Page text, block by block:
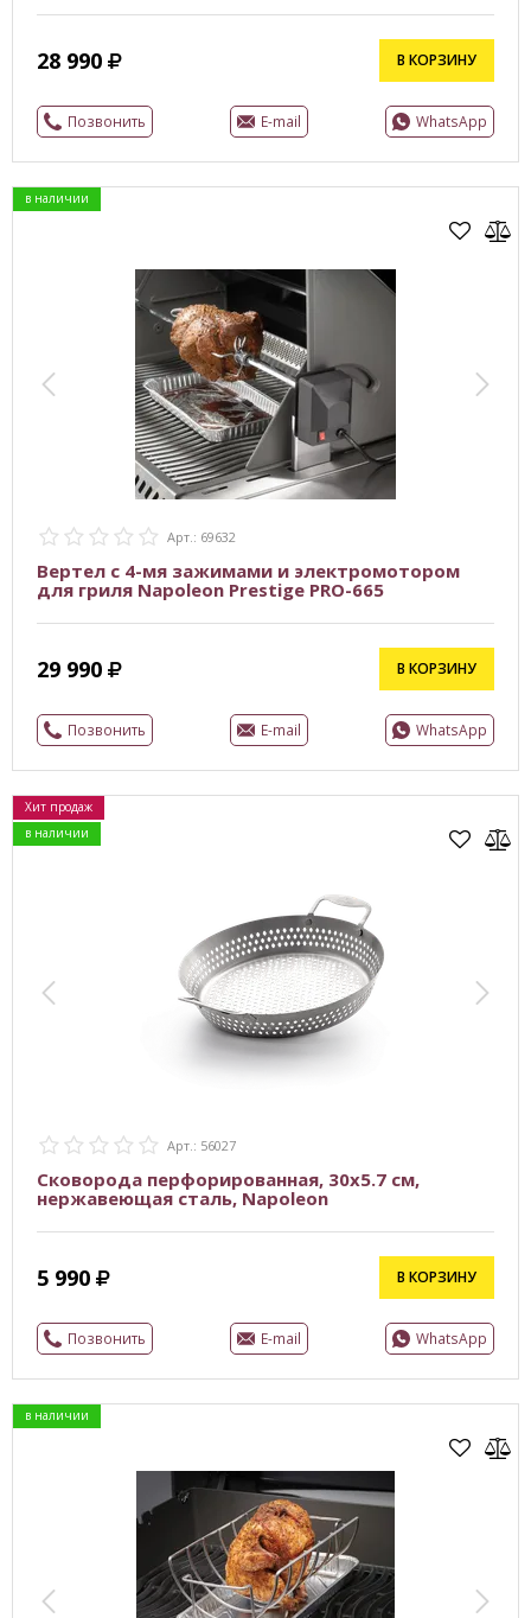
28 990 В КОРЗИНУ
Позвонить E-mail WhatsApp
в наличии
Арт.: 69632
Вертел с 4-мя зажимами и электромотором
для гриля Napoleon Prestige PRO-665
29 990 В КОРЗИНУ
Позвонить E-mail WhatsApp
Хит продаж
в наличии
Арт.: 56027
Сковорода перфорированная, 30х5.7 см,
нержавеющая сталь, Napoleon
5 990 В КОРЗИНУ
Позвонить E-mail WhatsApp
в наличии